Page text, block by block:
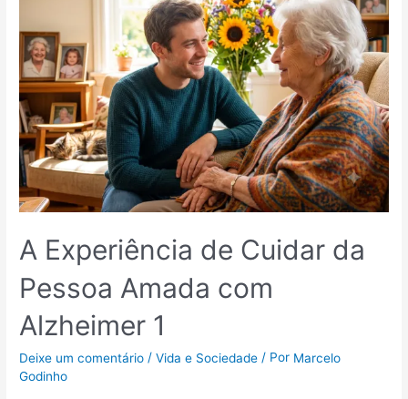
A Experiência de Cuidar da
Pessoa Amada com
Alzheimer 1
Deixe um comentário /Vida e Sociedade / Por Marcelo
Godinho